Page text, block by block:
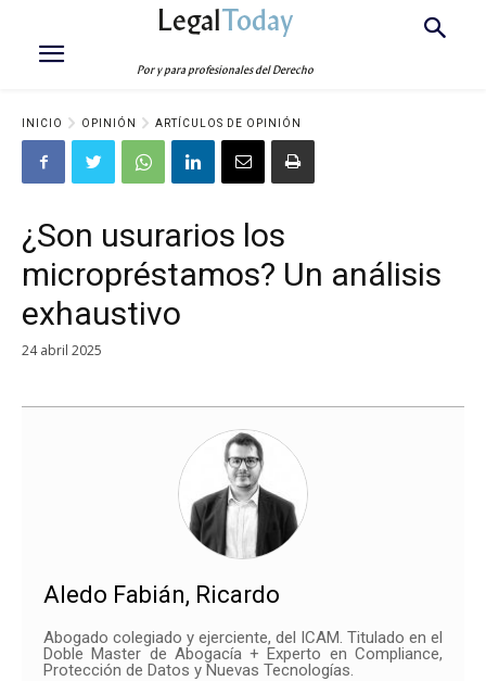
LegalToday
Por y para profesionales del Derecho
INICIO OPINIÓN ARTÍCULOS DE OPINIÓN
¿Son usurarios los
micropréstamos? Un análisis
exhaustivo
24 abril 2025
Aledo Fabián, Ricardo
Abogado colegiado y ejerciente, del ICAM. Titulado en el
Doble Master de Abogacía + Experto en Compliance,
Protección de Datos y Nuevas Tecnologías.